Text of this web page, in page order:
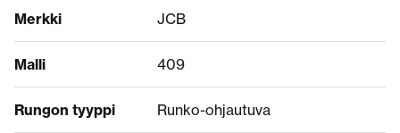
Merkki JCB
Malli 409
Rungon tyyppi Runko-ohjautuva